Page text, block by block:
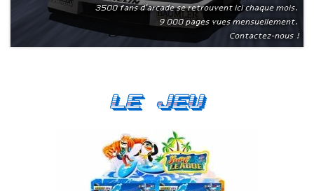
3500 fans d'arcade se retrouvent ici chaque mois.
9 000 pages vues mensuellement.
Contactez-nous !
Le Jeu